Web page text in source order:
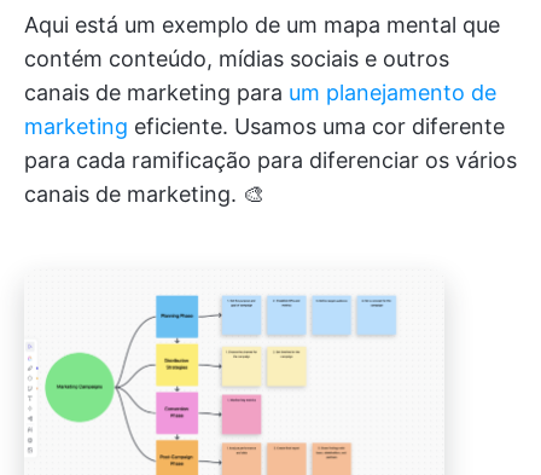
Aqui está um exemplo de um mapa mental que
contém conteúdo, mídias sociais e outros
canais de marketing para um planejamento de
marketing eficiente. Usamos uma cor diferente
para cada ramificação para diferenciar os vários
canais de marketing. 🎨